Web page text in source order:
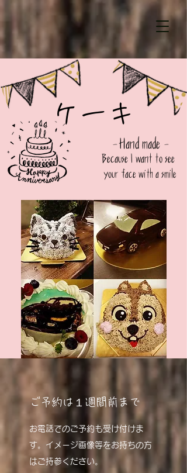
ケーキ
-Hand made -
​Because I want to see
​your face with a smile
ご予約は１週間前まで
お電話でのご予約も受け付けま
す。イメージ画像等をお持ちの方
はご持参ください。